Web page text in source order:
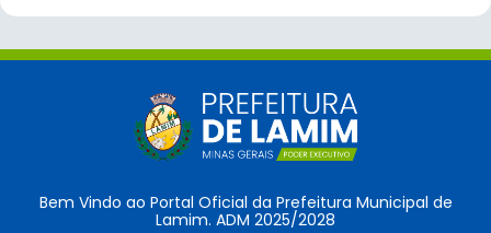
Bem Vindo ao Portal Oficial da Prefeitura Municipal de
Lamim. ADM 2025/2028